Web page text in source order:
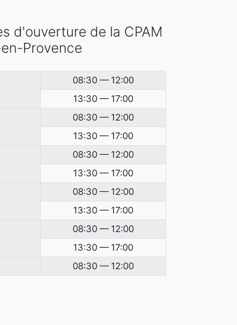
d'ouverture de la CPAM
Provence
08:30 — 12:00
13:30 — 17:00
08:30 — 12:00
13:30 — 17:00
08:30 — 12:00
13:30 — 17:00
08:30 — 12:00
13:30 — 17:00
08:30 — 12:00
13:30 — 17:00
08:30 — 12:00